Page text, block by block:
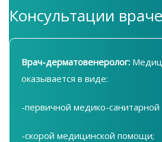
Консультации
Врач-дерматовенеролог:
оказывается в виде:
-первичной медико-
-скорой медицинской помощи;